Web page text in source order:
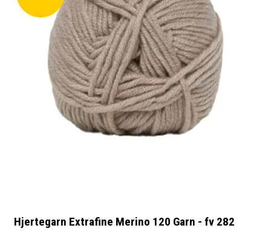
Hjertegarn Extrafine Merino 120 Garn - fv 282